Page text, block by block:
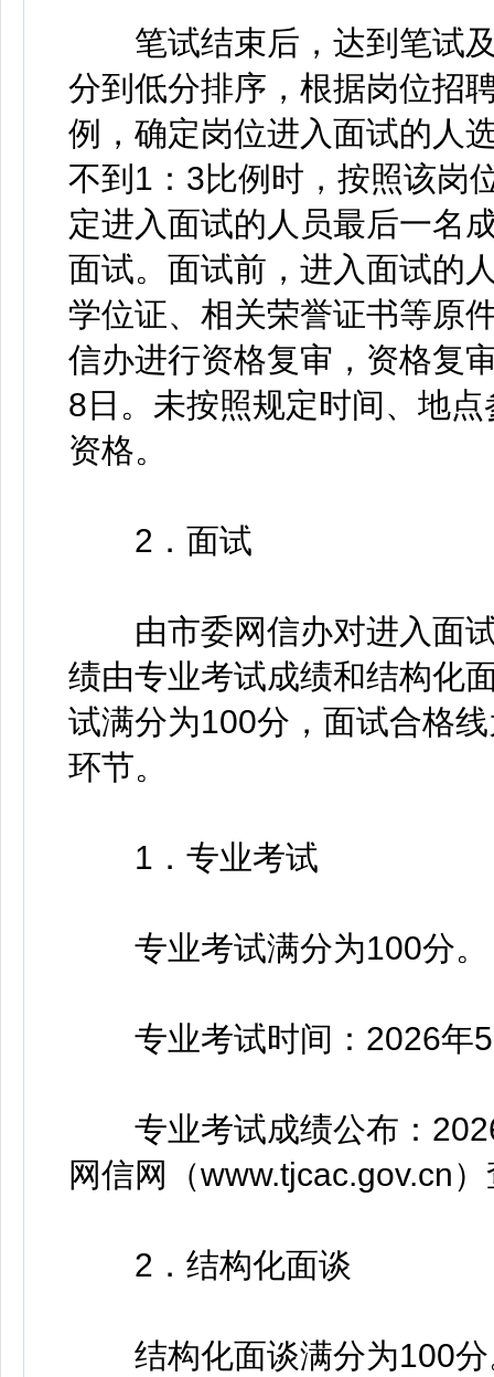
笔试结束后，达到笔试及
分到低分排序，根据岗位招
例，确定岗位进入面试的人
不到1：3比例时，按照该岗
定进入面试的人员最后一名
面试。面试前，进入面试的
学位证、相关荣誉证书等原
信办进行资格复审，资格复
8日。未按照规定时间、地
资格。
2．面试
由市委网信办对进入面试
绩由专业考试成绩和结构化
试满分为100分，面试合格
环节。
1．专业考试
专业考试满分为100分。
专业考试时间：2026年5
专业考试成绩公布：
网信网（www.tjcac.gov.cn
2．结构化面谈
结构化面谈满分为100分